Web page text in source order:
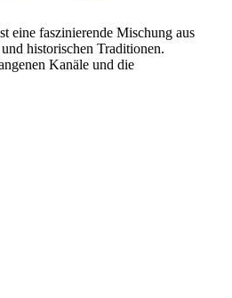
eine faszinierende Mischung aus
historischen Traditionen.
Kanäle und die